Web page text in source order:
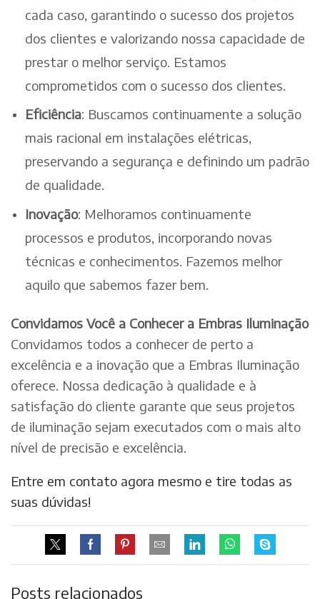
cada caso, garantindo o sucesso dos projetos
dos clientes e valorizando nossa capacidade de
prestar o melhor serviço. Estamos
comprometidos com o sucesso dos clientes.
Eficiência: Buscamos continuamente a solução
mais racional em instalações elétricas,
preservando a segurança e definindo um padrão
de qualidade.
Inovação: Melhoramos continuamente
processos e produtos, incorporando novas
técnicas e conhecimentos. Fazemos melhor
aquilo que sabemos fazer bem.
Convidamos Você a Conhecer a Embras Iluminação
Convidamos todos a conhecer de perto a
excelência e a inovação que a Embras Iluminação
oferece. Nossa dedicação à qualidade e à
satisfação do cliente garante que seus projetos
de iluminação sejam executados com o mais alto
nível de precisão e excelência.
Entre em contato agora mesmo e tire todas as
suas dúvidas!
Posts relacionados